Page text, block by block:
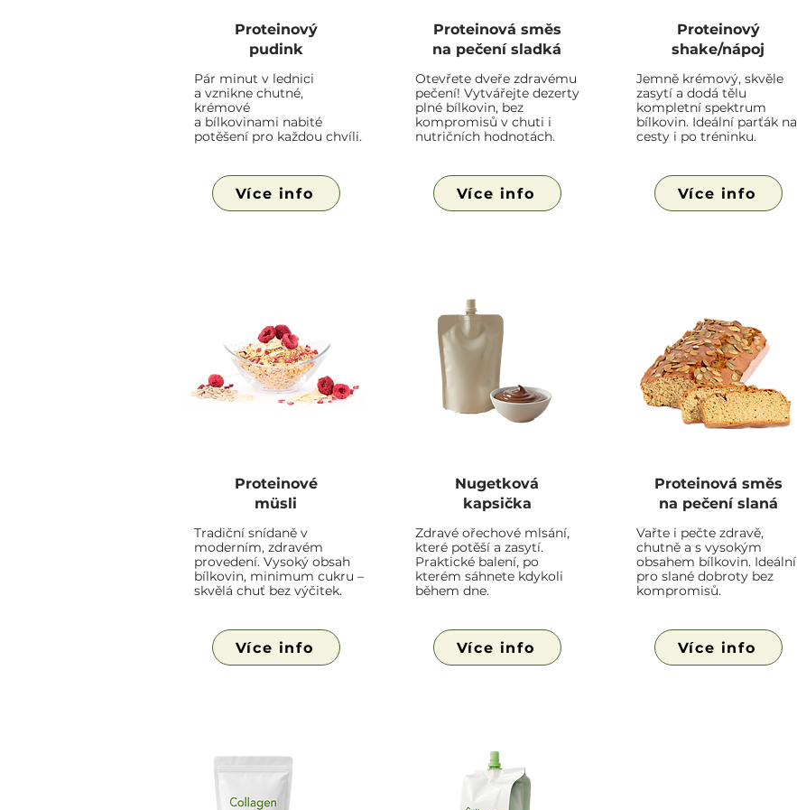
Proteinový
pudink
Pár minut v lednici
a vznikne chutné,
krémové
a bílkovinami nabité
potěšení pro každou chvíli.
Více info
Proteinové
müsli
Tradiční snídaně v
moderním, zdravém
provedení. Vysoký obsah
bílkovin, minimum cukru –
skvělá chuť bez výčitek.
Více info
Proteinová směs
na pečení sladká
Otevřete dveře zdravému
pečení! Vytvářejte dezerty
plné bílkovin, bez
kompromisů v chuti i
nutričních hodnotách.
Více info
Nugetková
kapsička
Zdravé ořechové mlsání,
které potěší a zasytí.
Praktické balení, po
kterém sáhnete kdykoli
během dne.
Více info
Proteinový
shake/nápoj
Jemně krémový, skvěle
zasytí a dodá tělu
kompletní spektrum
bílkovin. Ideální parťák na
cesty i po tréninku.
Více info
Proteinová směs
na pečení slaná
Vařte i pečte zdravě,
chutně a s vysokým
obsahem bílkovin. Ideální
pro slané dobroty bez
kompromisů.
Více info